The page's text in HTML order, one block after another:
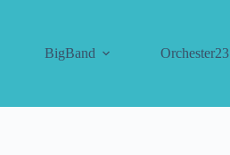
BigBand Orchester23